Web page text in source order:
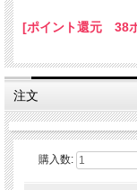
[ポイント還元 38
注文
購入数: